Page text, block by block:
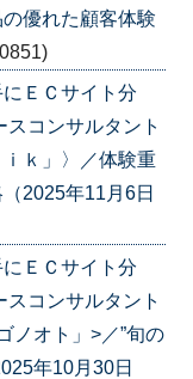
優れた顧客体験
ＥＣサイト分
コンサルタント
ｋ」〉／体験重
2025年11月6日
ＥＣサイト分
コンサルタント
オト」>／”旬の
年10月30日